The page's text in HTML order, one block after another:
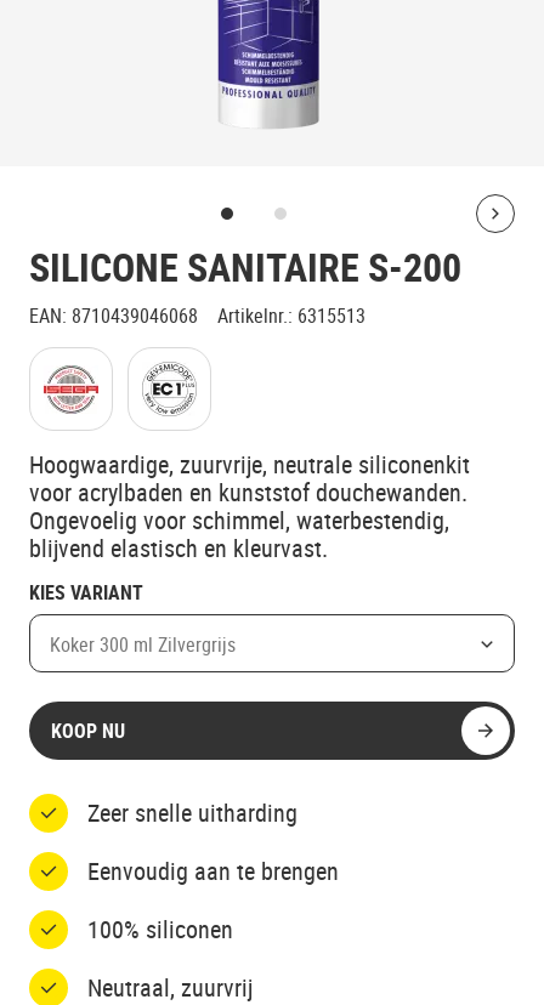
SILICONE SANITAIRE S-200
EAN: 8710439046068 Artikelnr.: 6315513
Klik voor toelichtingKlik voor toelichting
Hoogwaardige, zuurvrije, neutrale siliconenkit
voor acrylbaden en kunststof douchewanden.
Ongevoelig voor schimmel, waterbestendig,
blijvend elastisch en kleurvast.
KIES VARIANT
Koker 300 ml Zilvergrijs
KOOP NU
Zeer snelle uitharding
Eenvoudig aan te brengen
100% siliconen
Neutraal, zuurvrij